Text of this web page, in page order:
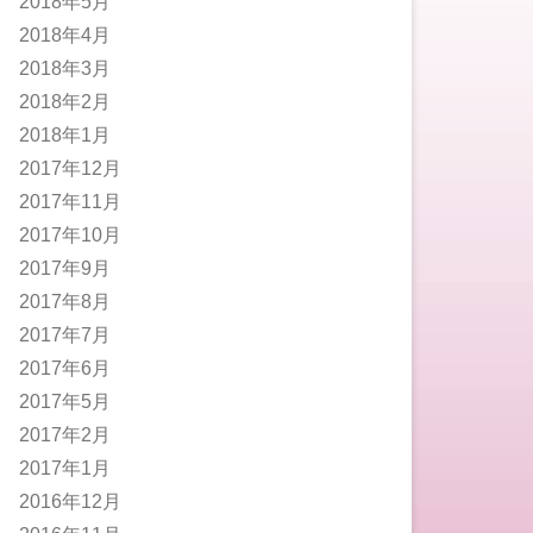
2018年4月
2018年3月
2018年2月
2018年1月
2017年12月
2017年11月
2017年10月
2017年9月
2017年8月
2017年7月
2017年6月
2017年5月
2017年2月
2017年1月
2016年12月